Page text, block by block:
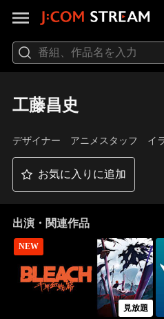
工藤昌史
デザイナー アニメスタッフ イ
お気に入りに追加
出演・関連作品
NEW
見放題